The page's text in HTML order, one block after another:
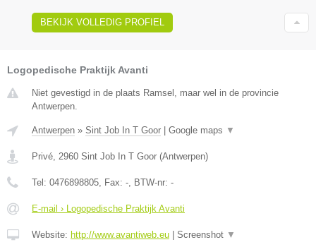
BEKIJK VOLLEDIG PROFIEL
Logopedische Praktijk Avanti
Niet gevestigd in de plaats Ramsel, maar wel in de provincie
Antwerpen.
Antwerpen » Sint Job In T Goor | Google maps ▼
Privé 2960 Sint Job In T Goor (Antwerpen)
Tel: 0476898805 , Fax: - , BTW-nr: -
E-mail › Logopedische Praktijk Avanti
Website: http://www.avantiweb.eu | Screenshot ▼